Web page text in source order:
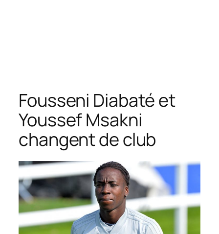
Fousseni Diabaté et
Youssef Msakni
changent de club